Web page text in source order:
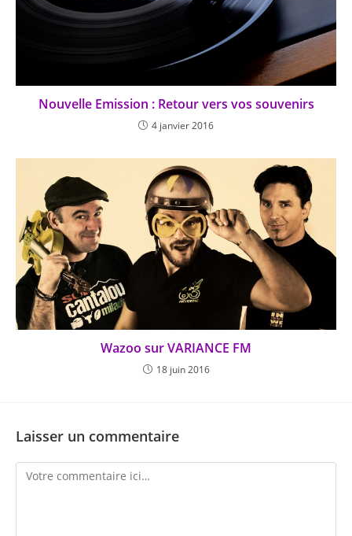
Nouvelle Emission : Retour vers vos souvenirs
4 janvier 2016
Wazoo sur VARIANCE FM
18 juin 2016
Laisser un commentaire